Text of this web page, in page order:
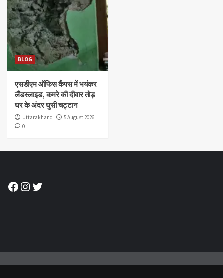
BLOG
एसडीएम ऑफिस कैंपस में भयंकर
लैंडस्लाइड, कमरे की दीवार तोड़
घर के अंदर घुसी चट्टान
Uttarakhand
5 August 2026
0
Facebook
Instagram
Twitter